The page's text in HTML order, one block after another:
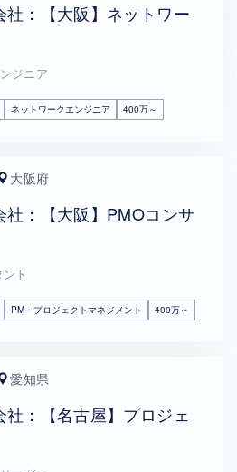
社：【大阪】ネットワー
ジニア
ネットワークエンジニア 400万～
大阪府
社：【大阪】PMOコンサ
ト
PM・プロジェクトマネジメント 400万～
愛知県
社：【名古屋】プロジェ